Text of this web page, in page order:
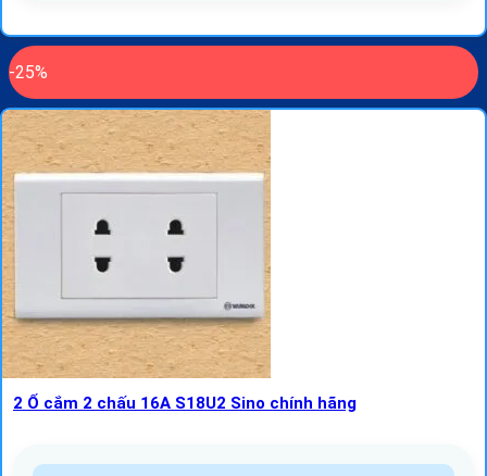
-25%
2 Ổ cắm 2 chấu 16A S18U2 Sino chính hãng